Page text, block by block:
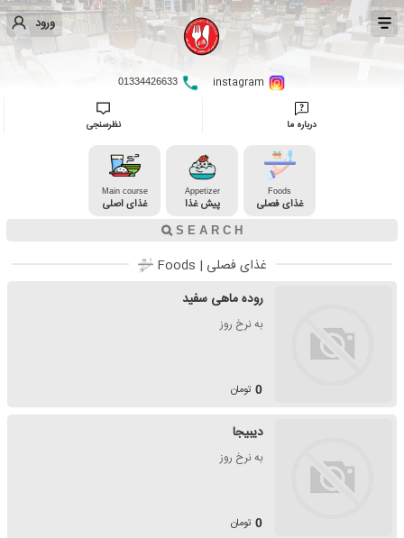
ورود
01334426633
درباره ما نظرسنجی
Foods
غذای فصلی
Appetizer
پیش غذا
Main course
غذای اصلی
غذای فصلی | Foods
روده ماهی سفید
به نرخ روز
0 تومان
دیبیجا
به نرخ روز
0 تومان